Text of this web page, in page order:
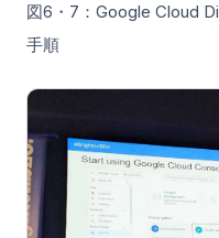
図6・7：Google Cloud
手順